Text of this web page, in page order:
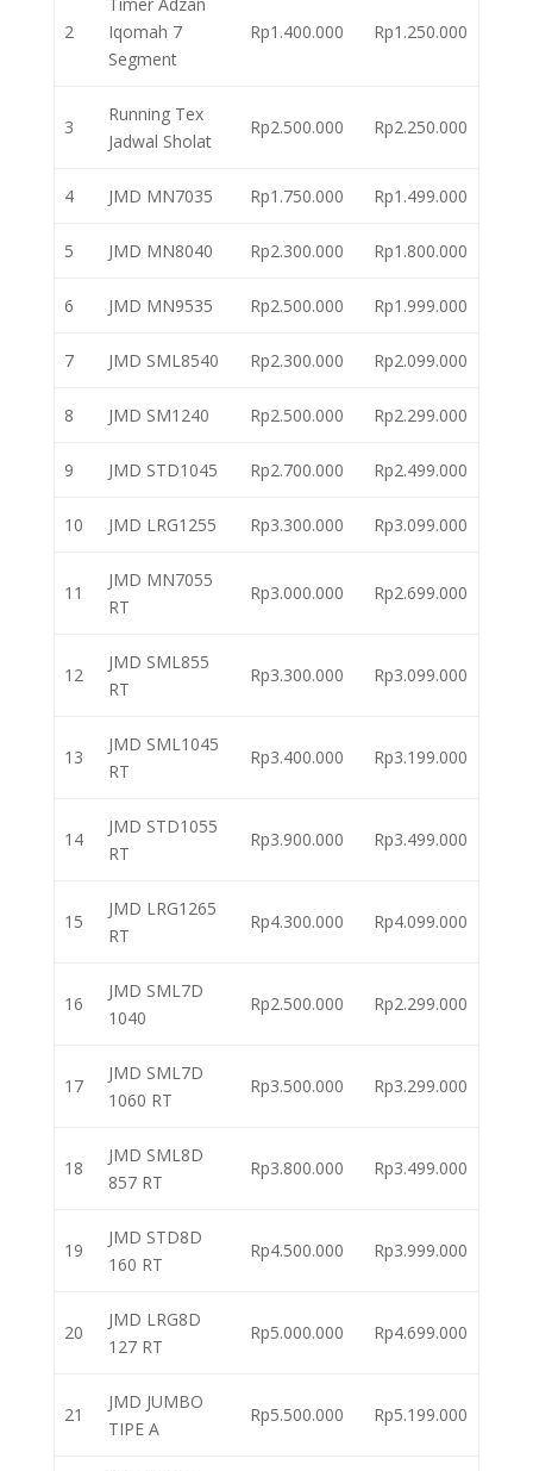
2
Iqomah 7
Segment
Rp1.400.000 Rp1.250.000
3
Running Tex
Jadwal Sholat
Rp2.500.000 Rp2.250.000
4 JMD MN7035 Rp1.750.000 Rp1.499.000
5 JMD MN8040 Rp2.300.000 Rp1.800.000
6 JMD MN9535 Rp2.500.000 Rp1.999.000
7 JMD SML8540 Rp2.300.000 Rp2.099.000
8 JMD SM1240 Rp2.500.000 Rp2.299.000
9 JMD STD1045 Rp2.700.000 Rp2.499.000
10 JMD LRG1255 Rp3.300.000 Rp3.099.000
11
JMD MN7055
RT
Rp3.000.000 Rp2.699.000
12
JMD SML855
RT
Rp3.300.000 Rp3.099.000
13
JMD SML1045
RT
Rp3.400.000 Rp3.199.000
14
JMD STD1055
RT
Rp3.900.000 Rp3.499.000
15
JMD LRG1265
RT
Rp4.300.000 Rp4.099.000
16
JMD SML7D
1040
Rp2.500.000 Rp2.299.000
17
JMD SML7D
1060 RT
Rp3.500.000 Rp3.299.000
18
JMD SML8D
857 RT
Rp3.800.000 Rp3.499.000
19
JMD STD8D
160 RT
Rp4.500.000 Rp3.999.000
20
JMD LRG8D
127 RT
Rp5.000.000 Rp4.699.000
21
JMD JUMBO
TIPE A
Rp5.500.000 Rp5.199.000